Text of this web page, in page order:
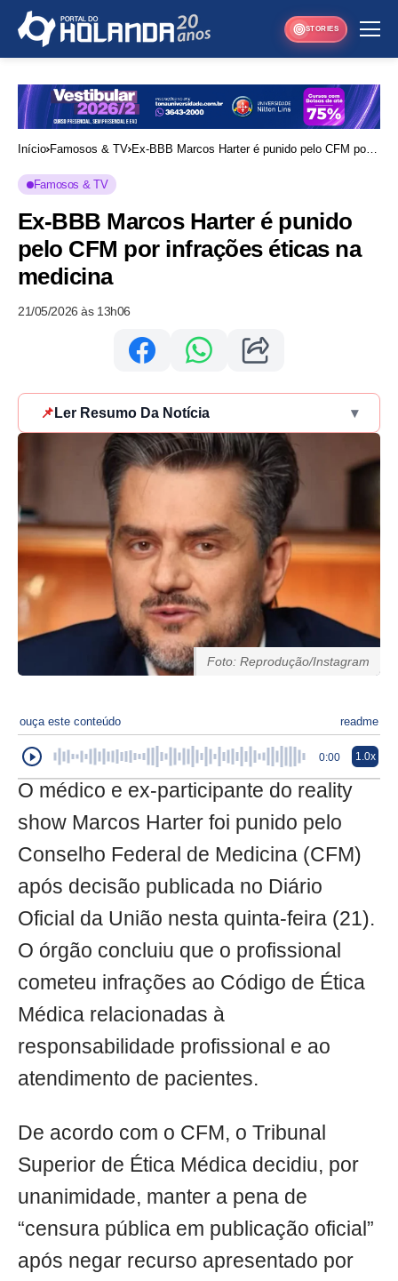
STORIES
Início Famosos & TV Ex-BBB Marcos Harter é punido pelo CFM por
Famosos & TV
Ex-BBB Marcos Harter é punido
pelo CFM por infrações éticas na
medicina
21/05/2026 às 13h06
📌 Ler Resumo Da Notícia ▾
Foto: Reprodução/Instagram
ouça este conteúdo readme
0:00 1.0x
O médico e ex-participante do reality
show Marcos Harter foi punido pelo
Conselho Federal de Medicina (CFM)
após decisão publicada no Diário
Oficial da União nesta quinta-feira (21).
O órgão concluiu que o profissional
cometeu infrações ao Código de Ética
Médica relacionadas à
responsabilidade profissional e ao
atendimento de pacientes.
De acordo com o CFM, o Tribunal
Superior de Ética Médica decidiu, por
unanimidade, manter a pena de
“censura pública em publicação oficial”
após negar recurso apresentado por